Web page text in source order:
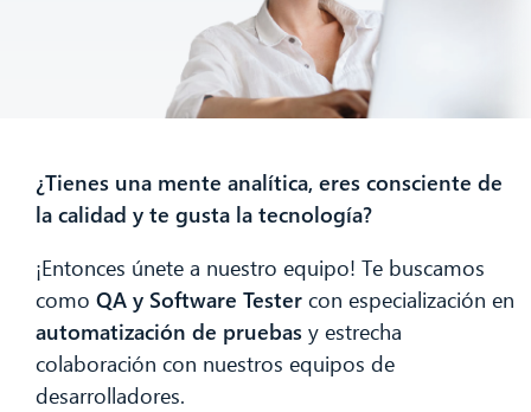
¿Tienes una mente analítica, eres consciente de
la calidad y te gusta la tecnología?
¡Entonces únete a nuestro equipo! Te buscamos
como QA y Software Tester con especialización en
automatización de pruebas y estrecha
colaboración con nuestros equipos de
desarrolladores.